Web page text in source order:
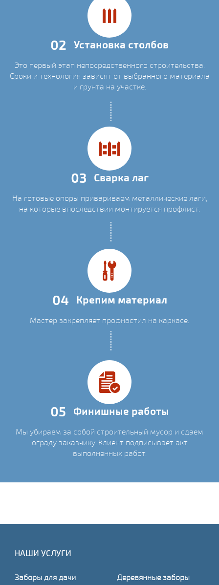
02 Установка столбов
Это первый этап непосредственного строительства.
Сроки и технология зависят от выбранного материала
и грунта на участке.
03 Сварка лаг
На готовые опоры привариваем металлические лаги,
на которые впоследствии монтируется профлист.
04 Крепим материал
Мастер закрепляет профнастил на каркасе.
05 Финишные работы
Мы убираем за собой строительный мусор и сдаем
ограду заказчику. Клиент подписывает акт
выполненных работ.
НАШИ УСЛУГИ
Заборы для дачи
Деревянные заборы